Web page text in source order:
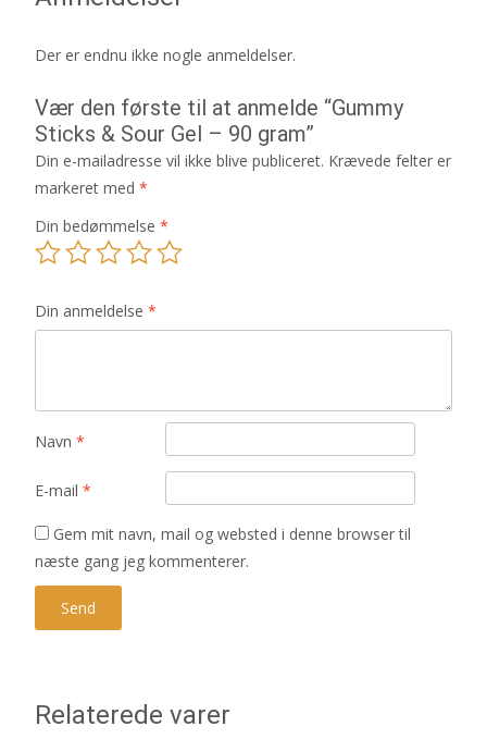
Der er endnu ikke nogle anmeldelser.
Vær den første til at anmelde “Gummy
Sticks & Sour Gel – 90 gram”
Din e-mailadresse vil ikke blive publiceret. Krævede felter er
markeret med *
Din bedømmelse *
Din anmeldelse *
Navn *
E-mail *
Gem mit navn, mail og websted i denne browser til
næste gang jeg kommenterer.
Relaterede varer